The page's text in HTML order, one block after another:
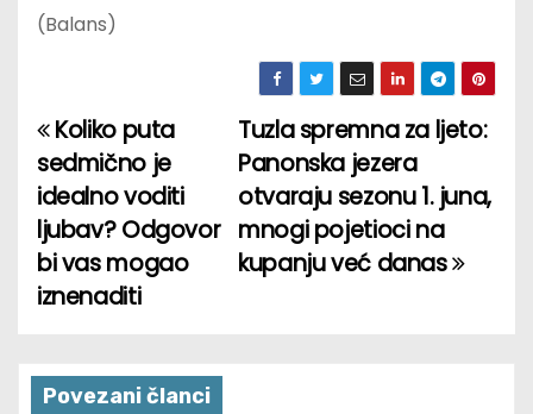
(Balans)
P
o
s
t
a
Tuzla spremna za ljeto:
Panonska jezera
otvaraju sezonu 1. juna,
mnogi pojetioci na
kupanju već danas
Koliko puta
sedmično je
idealno voditi
ljubav? Odgovor
bi vas mogao
iznenaditi
Povezani članci